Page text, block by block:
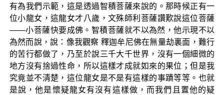
有為我們示範，這是透過智積菩薩來說的。那時候正有一
位小龍女，這龍女才八歲，文殊師利菩薩讚歎說這位菩薩
——小菩薩快要成佛。智積菩薩就不以為然，他示現不以
為然而說，說：像我觀察 釋迦牟尼佛在無量劫裏面，難行
的苦行都做了，乃至於說三千大千世界，沒有一個細微的
地方沒有捨過性命，所以這樣才成就如來的果位；但是我
究竟並不清楚，這位龍女是不是有這樣的事蹟等等。也就
是說，他是懷疑龍女有沒有這樣做，而我們且置他的疑